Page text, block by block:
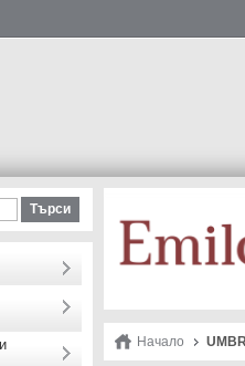
Начало
Търси